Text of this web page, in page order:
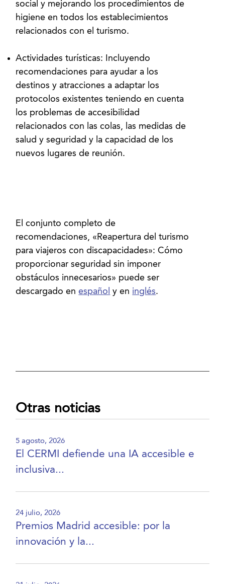
social y mejorando los procedimientos de
higiene en todos los establecimientos
relacionados con el turismo.
Actividades turísticas: Incluyendo
recomendaciones para ayudar a los
destinos y atracciones a adaptar los
protocolos existentes teniendo en cuenta
los problemas de accesibilidad
relacionados con las colas, las medidas de
salud y seguridad y la capacidad de los
nuevos lugares de reunión.
El conjunto completo de
recomendaciones, «Reapertura del turismo
para viajeros con discapacidades»: Cómo
proporcionar seguridad sin imponer
obstáculos innecesarios» puede ser
descargado enespañol y en inglés
Otras noticias
5 agosto, 2026
El CERMI defiende una IA accesible e
inclusiva...
24 julio, 2026
Premios Madrid accesible: por la
innovación y la...